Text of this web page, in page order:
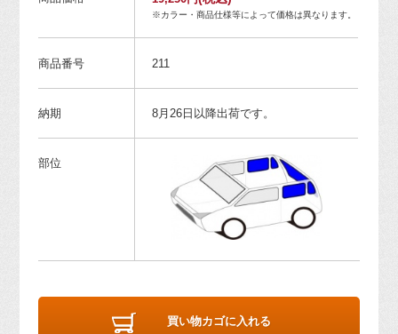
※カラー・商品仕様等によって価格は異なります。
商品番号 211
納期 8月26日以降出荷です。
部位
買い物カゴに入れる